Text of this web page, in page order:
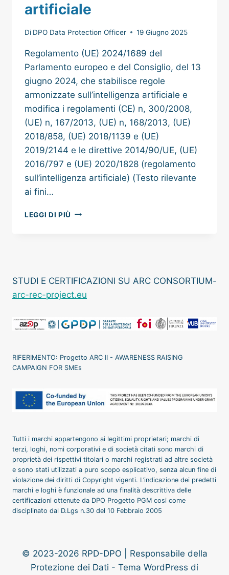
artificiale
Di DPO Data Protection Officer 19 Giugno 2025
Regolamento (UE) 2024/1689 del
Parlamento europeo e del Consiglio, del 13
giugno 2024, che stabilisce regole
armonizzate sull’intelligenza artificiale e
modifica i regolamenti (CE) n, 300/2008,
(UE) n, 167/2013, (UE) n, 168/2013, (UE)
2018/858, (UE) 2018/1139 e (UE)
2019/2144 e le direttive 2014/90/UE, (UE)
2016/797 e (UE) 2020/1828 (regolamento
sull’intelligenza artificiale) (Testo rilevante
ai fini…
LEGGI DI PIÙ REGOLAMENTO
STUDI E CERTIFICAZIONI SU ARC CONSORTIUM-
arc-rec-project.eu
RIFERIMENTO: Progetto ARC II - AWARENESS RAISING
CAMPAIGN FOR SMEs
Tutti i marchi appartengono ai legittimi proprietari; marchi di
terzi, loghi, nomi corporativi e di società citati sono marchi di
proprietà dei rispettivi titolari o marchi registrati ad altre società
e sono stati utilizzati a puro scopo esplicativo, senza alcun fine di
violazione dei diritti di Copyright vigenti. L’indicazione dei predetti
marchi e loghi è funzionale ad una finalità descrittiva delle
certificazioni ottenute da DPO Progetto PGM cosi come
disciplinato dal D.Lgs n.30 del 10 Febbraio 2005
© 2023-2026 RPD-DPO | Responsabile della
Protezione dei Dati - Tema WordPress di